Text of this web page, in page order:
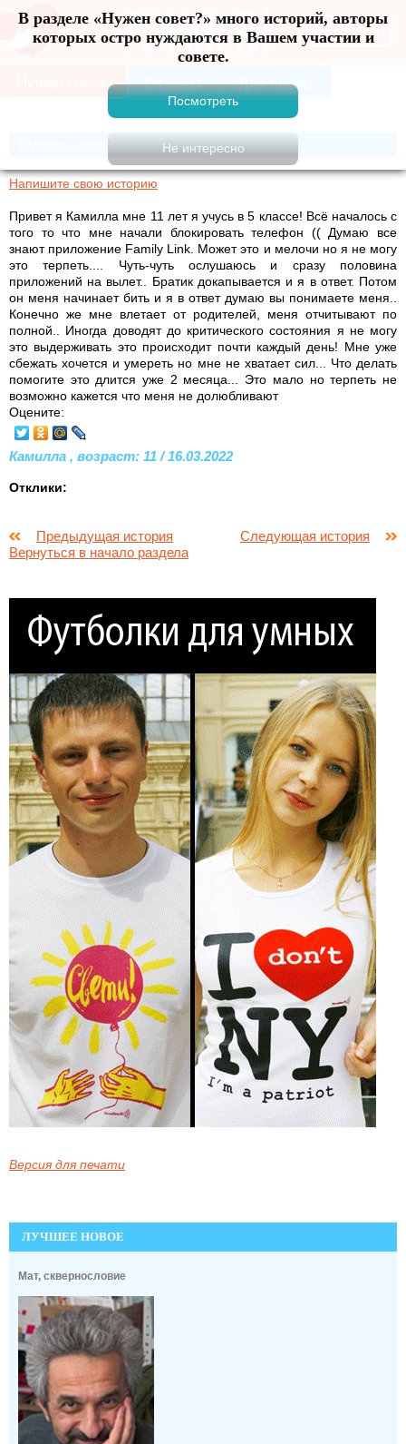
В разделе «Нужен совет?» много историй, авторы
которых остро нуждаются в Вашем участии и
совете.
Меню
Нужен совет?
Напишите свою историю
Привет я Камилла мне 11 лет я учусь в 5 классе! Всё началось с
того то что мне начали блокировать телефон (( Думаю все
знают приложение Family Link. Может это и мелочи но я не могу
это терпеть.... Чуть-чуть ослушаюсь и сразу половина
приложений на вылет.. Братик докапывается и я в ответ. Потом
он меня начинает бить и я в ответ думаю вы понимаете меня..
Конечно же мне влетает от родителей, меня отчитывают по
полной.. Иногда доводят до критического состояния я не могу
это выдерживать это происходит почти каждый день! Мне уже
сбежать хочется и умереть но мне не хватает сил... Что делать
помогите это длится уже 2 месяца... Это мало но терпеть не
возможно кажется что меня не долюбливают
Оцените:
Камилла , возраст: 11 / 16.03.2022
Отклики:
Предыдущая история
Следующая история
Вернуться в начало раздела
Версия для печати
ЛУЧШЕЕ НОВОЕ
Мат, сквернословие